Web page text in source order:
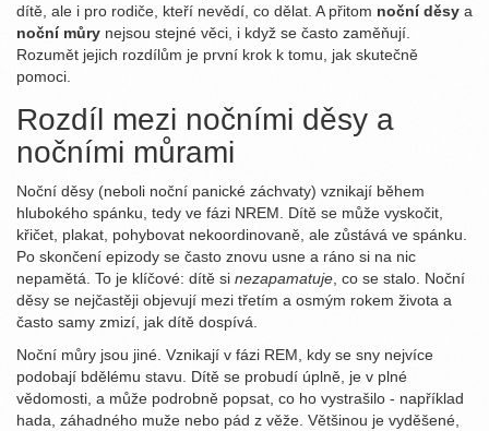
dítě, ale i pro rodiče, kteří nevědí, co dělat. A přitom noční děsy a
noční můry nejsou stejné věci, i když se často zaměňují.
Rozumět jejich rozdílům je první krok k tomu, jak skutečně
pomoci.
Rozdíl mezi nočními děsy a
nočními můrami
Noční děsy (neboli noční panické záchvaty) vznikají během
hlubokého spánku, tedy ve fázi NREM. Dítě se může vyskočit,
křičet, plakat, pohybovat nekoordinovaně, ale zůstává ve spánku.
Po skončení epizody se často znovu usne a ráno si na nic
nepamětá. To je klíčové: dítě si nezapamatuje , co se stalo. Noční
děsy se nejčastěji objevují mezi třetím a osmým rokem života a
často samy zmizí, jak dítě dospívá.
Noční můry jsou jiné. Vznikají v fázi REM, kdy se sny nejvíce
podobají bdělému stavu. Dítě se probudí úplně, je v plné
vědomosti, a může podrobně popsat, co ho vystrašilo - například
hada, záhadného muže nebo pád z věže. Většinou je vyděšené,